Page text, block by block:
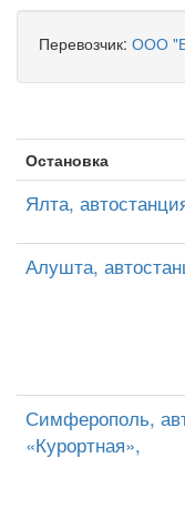
Перевозчик: ООО
Остановка
Ялта,
Алушта,
Симферополь,
«Курортная»,